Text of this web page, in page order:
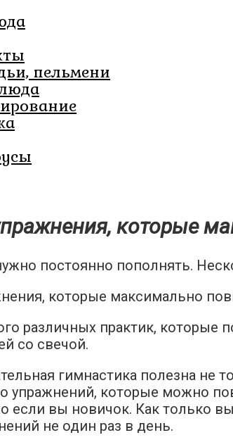
пельмени
которые
постоянно пополнять.
различных практик, которые
со свечой.
гимнастика полезна
упражнений, которые можно
если вы новичок. Как только
не один раз в день.